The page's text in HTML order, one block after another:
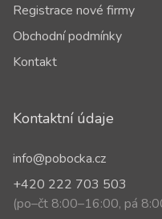
Registrace nové firmy
Obchodní podmínky
Kontakt
Kontaktní údaje
info@pobocka.cz
+420 222 703 503
(po–čt 8:00–16:00, pá